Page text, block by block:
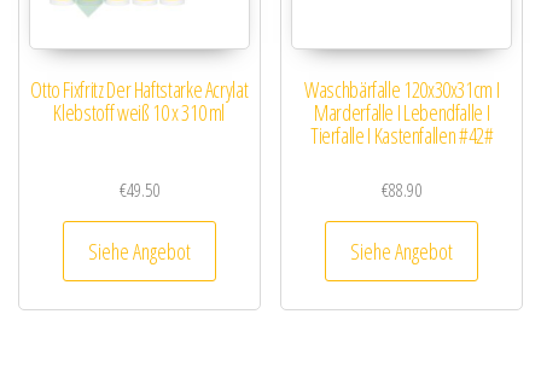
Otto Fixfritz Der Haftstarke Acrylat
Klebstoff weiß 10 x 310 ml
€49.50
Siehe Angebot
Waschbärfalle 120x30x31cm I
Marderfalle I Lebendfalle I
Tierfalle I Kastenfallen #42#
€88.90
Siehe Angebot